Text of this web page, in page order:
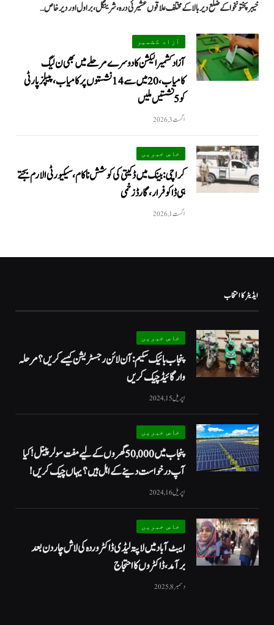
خیبرپختونخوا کے ضلع دیر بالا کے مختلف علاقوں عشیرئی درہ، شرینگل، براول اور دیر خاص…
آزاد کشمیر
آزاد کشمیر الیکشن کا دوسرے مرحلے میں بھی ن لیگ
کامیاب، 20 میں سے 14 نشستوں پر کامیاب، پیپلزپارٹی
کو 5 نشستیں ملیں
اگست 3, 2026
خاص خبریں
کراچی: بینک میں ڈکیتی کی کوشش ناکام، سیکیورٹی الارم بجتے
ہی ڈاکو فرار، گارڈ زخمی
اگست 1, 2026
ایڈیٹر کا انتخاب
خاص خبریں
پنجاب بائیک سکیم: آن لائن رجسٹریشن کیسے کریں؟ مرحلہ
وار گائیڈ چیک کریں
اپریل 15, 2024
خاص خبریں
پنجاب میں 50,000 گھروں کے لیے مفت سولر پینل! کیا
آپ درخواست دینے کے اہل ہیں؟ یہاں چیک کریں!
اپریل 16, 2024
خاص خبریں
ایبٹ آباد میں لاپتہ لیڈی ڈاکٹر وردہ کی لاش چار دن بعد
برآمد، ڈاکٹروں کا احتجاج
دسمبر 8, 2025